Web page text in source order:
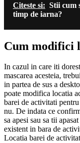
Citeste si: Stii cum
timp de iarna?
Cum modifici
In cazul in care iti
mascarea acesteia,
in partea de sus a
poate modifica locatia
barei de activitati
nu. De indata ce
sa apesi sau sa tii
existent in bara de
Locatia barei de